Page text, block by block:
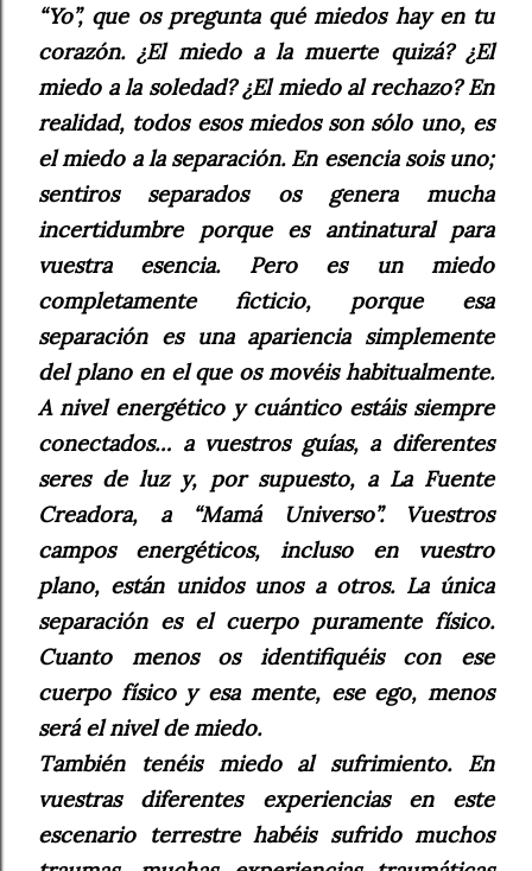
“Yo”, que os pregunta qué miedos hay en tu
corazón. ¿El miedo a la muerte quizá? ¿El
miedo a la soledad? ¿El miedo al rechazo? En
realidad, todos esos miedos son sólo uno, es
el miedo a la separación. En esencia sois uno;
sentiros separados os genera mucha
incertidumbre porque es antinatural para
vuestra esencia. Pero es un miedo
completamente ficticio, porque esa
separación es una apariencia simplemente
del plano en el que os movéis habitualmente.
A nivel energético y cuántico estáis siempre
conectados… a vuestros guías, a diferentes
seres de luz y, por supuesto, a La Fuente
Creadora, a “Mamá Universo”. Vuestros
campos energéticos, incluso en vuestro
plano, están unidos unos a otros. La única
separación es el cuerpo puramente físico.
Cuanto menos os identifiquéis con ese
cuerpo físico y esa mente, ese ego, menos
será el nivel de miedo.
También tenéis miedo al sufrimiento. En
vuestras diferentes experiencias en este
escenario terrestre habéis sufrido muchos